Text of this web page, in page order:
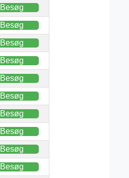
Besøg
Besøg
Besøg
Besøg
Besøg
Besøg
Besøg
Besøg
Besøg
Besøg